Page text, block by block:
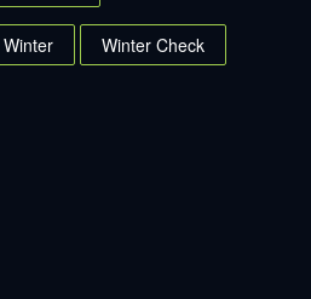
Winter Winter Check